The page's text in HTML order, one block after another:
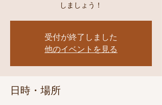
受付が終了しました
他のイベントを見る
日時・場所